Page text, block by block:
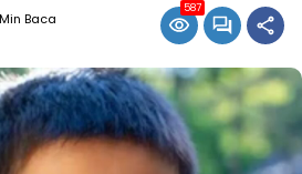
Baca
587